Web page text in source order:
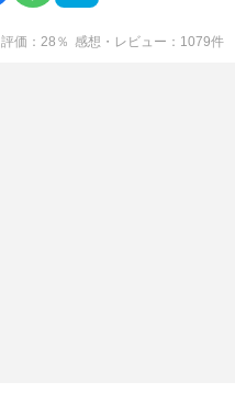
評価 28 ％ 感想・レビュー 1079件